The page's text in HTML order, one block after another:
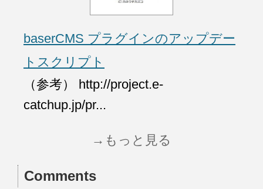
baserCMS プラグインのアップデー
トスクリプト
（参考） http://project.e-
catchup.jp/pr...
→もっと見る
Comments